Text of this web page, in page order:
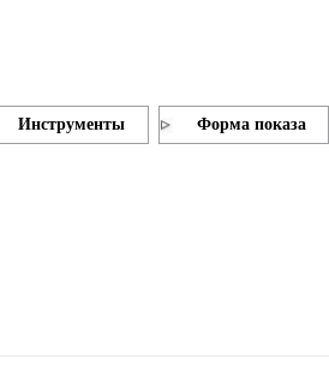
Инструменты Форма показа